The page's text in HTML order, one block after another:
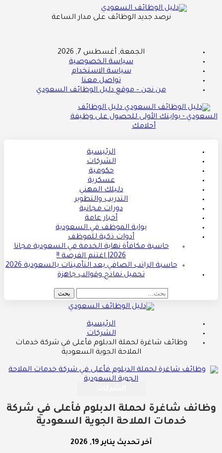
نرصد جديد الوظائف على مدار الساعة
الجمعة, أغسطس 7, 2026
سياسة الخصوصية
سياسة الاستخدام
تواصل معنا
من نحن – موقع دليل الوظائف السعودي
دليل الوظائف
السعودي - بوابتك الأولى للحصول على وظيفة
أحلامك
الرئيسية
الشركات
حكومية
عسكرية
دليلك المهني
التدريب والتطوير
دورات مجانية
أخبار عامة
بوابة الموظف في السعودية
أدوات ذكية للموظف
حاسبة مكافأة نهاية الخدمة في السعودية مجانا
2026| اغتنم الفرصة !!
حاسبة الراتب الصافي بعد التأمينات بالسعودية 2026
تحميل نماذج وقوالب جاهزة
الرئيسية
الشركات
وظائف شاغرة لحملة الدبلوم فأعلى في شركة خدمات
الملاحة الجوية السعودية
وظائف شاغرة لحملة الدبلوم فأعلى في شركة
خدمات الملاحة الجوية السعودية
آخر تحديث يناير 19, 2026